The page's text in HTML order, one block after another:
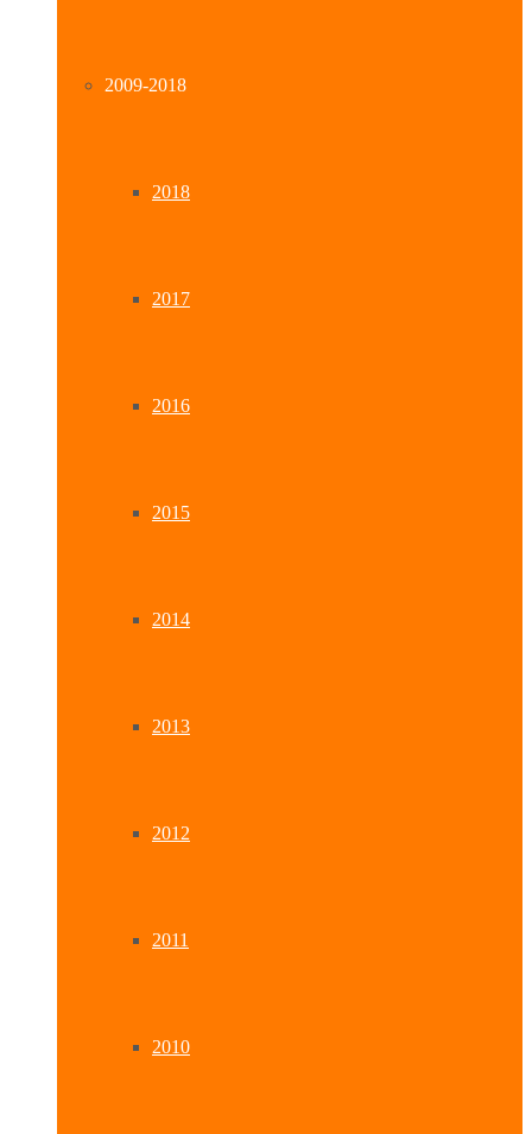
2009-2018
2018
2017
2016
2015
2014
2013
2012
2011
2010